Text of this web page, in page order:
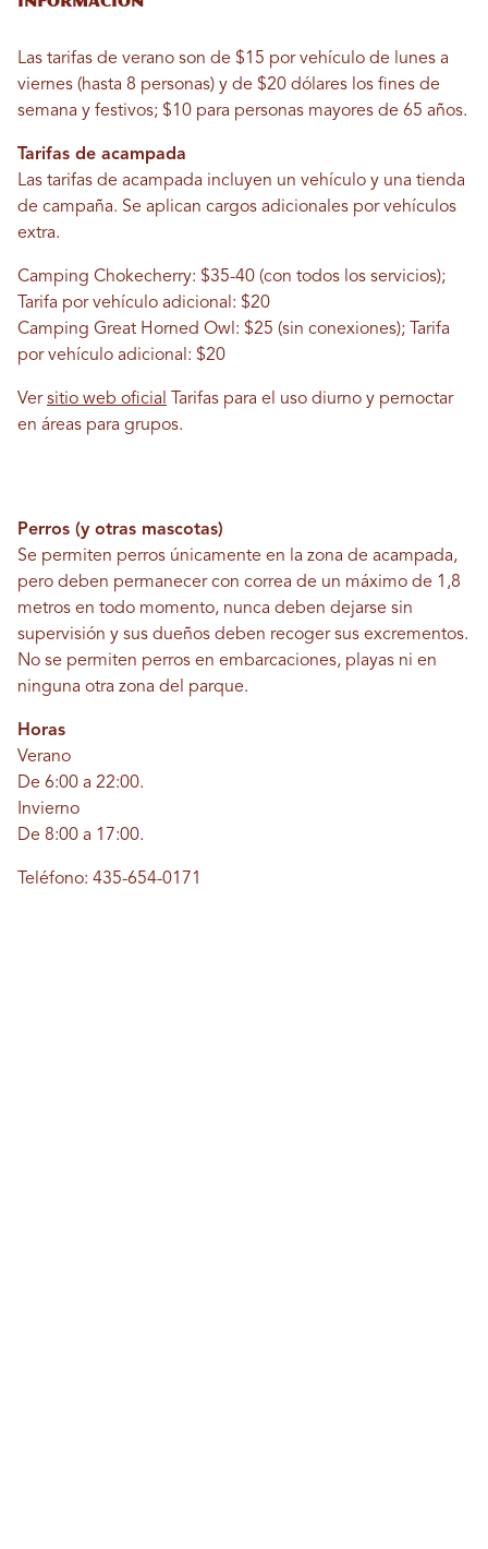
Las tarifas de verano son de $15 por vehículo de lunes a
viernes (hasta 8 personas) y de $20 dólares los fines de
semana y festivos; $10 para personas mayores de 65 años.
Tarifas de acampada
Las tarifas de acampada incluyen un vehículo y una tienda
de campaña. Se aplican cargos adicionales por vehículos
extra.
Camping Chokecherry: $35-40 (con todos los servicios);
Tarifa por vehículo adicional: $20
Camping Great Horned Owl: $25 (sin conexiones); Tarifa
por vehículo adicional: $20
Versitio web oficial
Tarifas para el uso diurno y pernoctar
en áreas para grupos.
Perros (y otras mascotas)
Se permiten perros únicamente en la zona de acampada,
pero deben permanecer con correa de un máximo de 1,8
metros en todo momento, nunca deben dejarse sin
supervisión y sus dueños deben recoger sus excrementos.
No se permiten perros en embarcaciones, playas ni en
ninguna otra zona del parque.
Horas
Verano
De 6:00 a 22:00.
Invierno
De 8:00 a 17:00.
Teléfono: 435-654-0171